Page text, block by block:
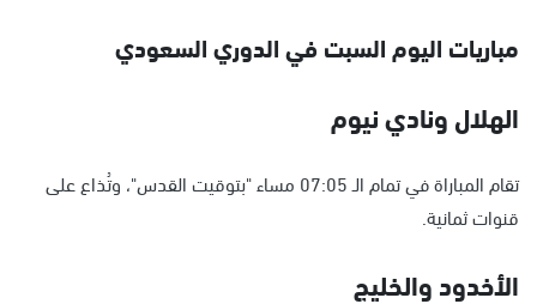
مباريات اليوم السبت في الدوري السعودي
الهلال ونادي نيوم
تقام المباراة في تمام الـ 07:05 مساء "بتوقيت القدس"، وتُذاع على
قنوات ثمانية.
الأخدود والخليج